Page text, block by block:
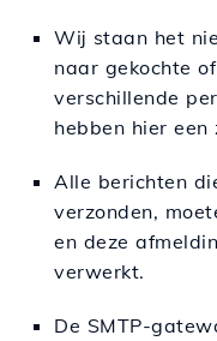
Wij staan het
naar gekochte
verschillende
hebben hier
Alle berichten
verzonden,
en deze
verwerkt.
De SMTP-